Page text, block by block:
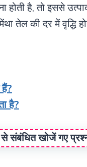
है, तो इससे
तेल की दर में वृद्धि
है?
से संबंधित खोजें गए